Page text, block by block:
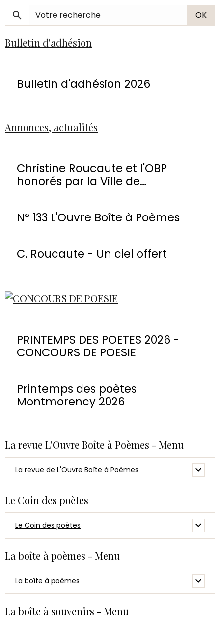
OK
Bulletin d'adhésion
Bulletin d'adhésion 2026
Annonces, actualités
Christine Roucaute et l'OBP
honorés par la Ville de
N° 133 L'Ouvre Boîte à Poèmes
C. Roucaute - Un ciel offert
PRINTEMPS DES POETES 2026 -
CONCOURS DE POESIE
Printemps des poètes
Montmorency 2026
La revue L'Ouvre Boîte à Poèmes - Menu
La revue de L'Ouvre Boîte à Poèmes
Le Coin des poètes
Le Coin des poètes
La boîte à poèmes - Menu
La boîte à poèmes
La boîte à souvenirs - Menu